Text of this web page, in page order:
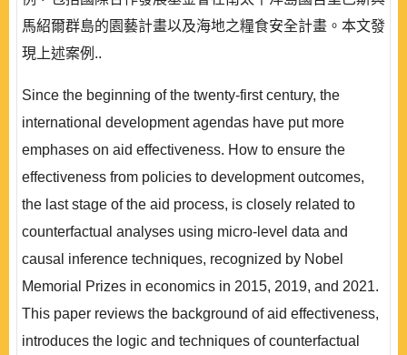
馬紹爾群島的園藝計畫以及海地之糧食安全計畫。本文發
現上述案例..
Since the beginning of the twenty-first century, the
international development agendas have put more
emphases on aid effectiveness. How to ensure the
effectiveness from policies to development outcomes,
the last stage of the aid process, is closely related to
counterfactual analyses using micro-level data and
causal inference techniques, recognized by Nobel
Memorial Prizes in economics in 2015, 2019, and 2021.
This paper reviews the background of aid effectiveness,
introduces the logic and techniques of counterfactual